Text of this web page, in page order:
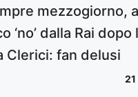
mezzogiorno,
‘no’ dalla Rai
Clerici: fan delusi